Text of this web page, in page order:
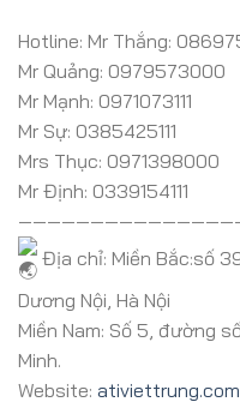
Hotline: Mr Thắng:
Mr Quảng: 0979573000
Mr Mạnh: 0971073111
Mr Sự: 0385425111
Mrs Thục: 0971398000
Mr Định: 0339154111
Địa chỉ: Miền Bắc:số
Dương Nội, Hà Nội
Miền Nam: Số 5, đường
Minh.
Website: ativiettrung.com